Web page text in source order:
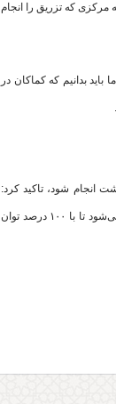
مرکزی که تزریق را انجام
بدانیم که کماکان در
انجام شود، تاکید کرد:
همکاران ما در زمینه کرونا دارند حداکثر تلاش خود را انجام می‌دهند ولی از ۲۰ اسفندماه به بعد ابلاغیه سلامت نوروزی به همکاران داده می‌شود تا با ۱۰۰ درصد توان